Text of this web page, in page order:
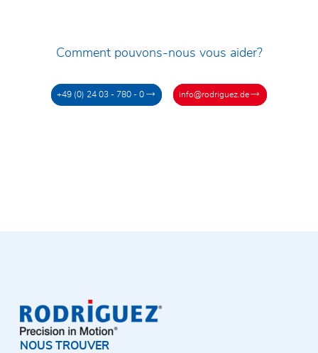
Comment pouvons-nous vous aider?
+49 (0) 24 03 - 780 - 0 info@rodriguez.de
NOUS TROUVER